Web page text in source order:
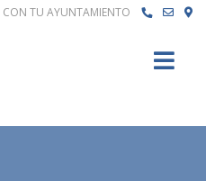
TU AYUNTAMIENTO